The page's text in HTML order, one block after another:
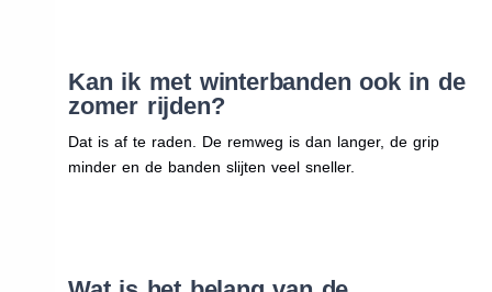
Kan ik met winterbanden ook in de
zomer rijden?
Dat is af te raden. De remweg is dan langer, de grip
minder en de banden slijten veel sneller.